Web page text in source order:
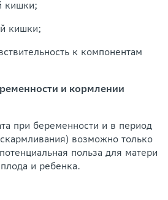
кишки;
кишки;
к компонентам
и кормлении
при беременности и в период
возможно только
польза для матери
и ребенка.